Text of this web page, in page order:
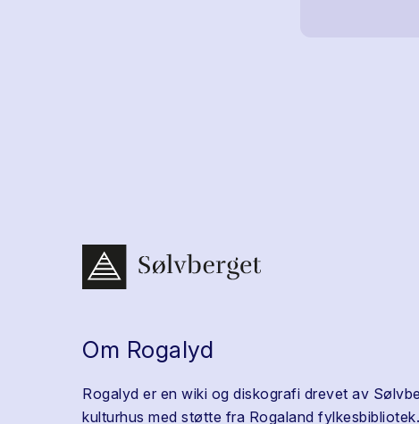
Om Rogalyd
Rogalyd er en wiki og diskografi drevet av
kulturhus med støtte fra Rogaland fylkesbibliotek.